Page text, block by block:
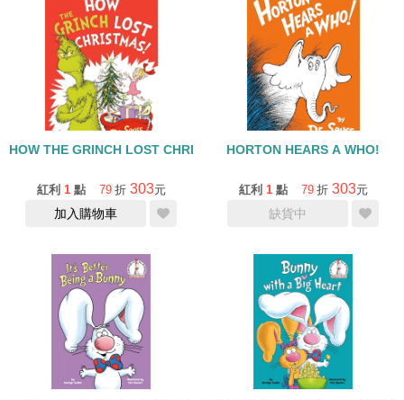
HOW THE GRINCH LOST CHRISTMAS
紅利 1 點 79 折 303元
加入購物車
HORTON HEARS A WHO!
紅利 1 點 79 折 303元
缺貨中